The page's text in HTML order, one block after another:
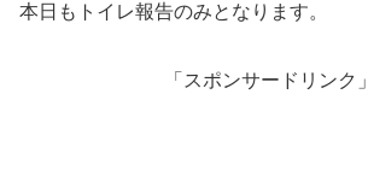
本日もトイレ報告のみとなります。
「スポンサードリンク」